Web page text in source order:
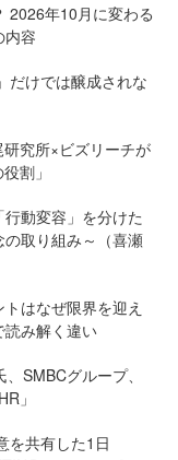
2026年10月に変わる
内容
けでは醸成されな
究所×ビズリーチが
割」
行動変容」を分けた
取り組み～（喜瀬
はなぜ限界を迎え
み解く違い
SMBCグループ、
」
を共有した1日